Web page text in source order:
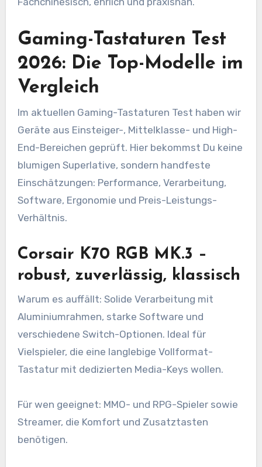
Gaming-Tastaturen Test
2026: Die Top-Modelle im
Vergleich
Im aktuellen Gaming-Tastaturen Test haben wir
Geräte aus Einsteiger-, Mittelklasse- und High-
End-Bereichen geprüft. Hier bekommst Du keine
blumigen Superlative, sondern handfeste
Einschätzungen: Performance, Verarbeitung,
Software, Ergonomie und Preis-Leistungs-
Verhältnis.
Corsair K70 RGB MK.3 –
robust, zuverlässig, klassisch
Warum es auffällt: Solide Verarbeitung mit
Aluminiumrahmen, starke Software und
verschiedene Switch-Optionen. Ideal für
Vielspieler, die eine langlebige Vollformat-
Tastatur mit dedizierten Media-Keys wollen.
Für wen geeignet: MMO- und RPG-Spieler sowie
Streamer, die Komfort und Zusatztasten
benötigen.